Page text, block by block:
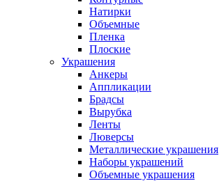
Натирки
Объемные
Пленка
Плоские
Украшения
Анкеры
Аппликации
Брадсы
Вырубка
Ленты
Люверсы
Металлические украшения
Наборы украшений
Объемные украшения